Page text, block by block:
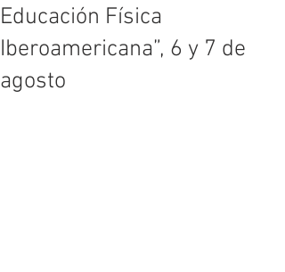
Educación Física
Iberoamericana”, 6 y 7 de
agosto